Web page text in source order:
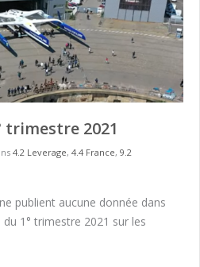
trimestre 2021
4.2 Leverage, 4.4 France, 9.2
publient aucune donnée dans
1° trimestre 2021 sur les